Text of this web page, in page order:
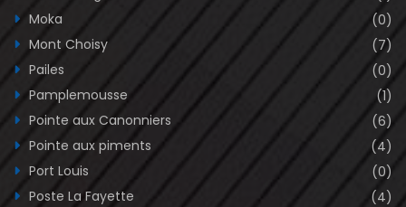
Moka
(0)
Mont Choisy
(7)
Pailes
(0)
Pamplemousse
(1)
Pointe aux Canonniers
(6)
Pointe aux piments
(4)
Port Louis
(0)
Poste La Fayette
(4)